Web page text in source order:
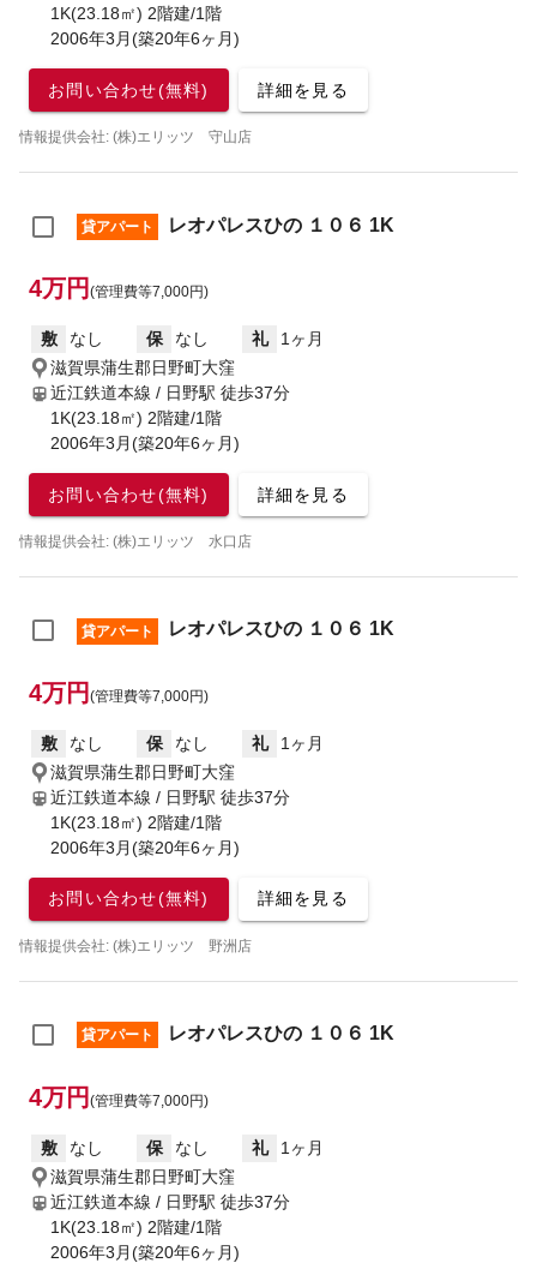
1K(23.18㎡) 2階建/1階
2006年3月(築20年6ヶ月)
お問い合わせ(無料) 詳細を見る
情報提供会社: (株)エリッツ 守山店
貸アパート レオパレスひの １０６ 1K
4万円 (管理費等7,000円)
敷 なし 保 なし 礼
1ヶ月
滋賀県蒲生郡日野町大窪
近江鉄道本線 / 日野駅 徒歩37分
1K(23.18㎡) 2階建/1階
2006年3月(築20年6ヶ月)
お問い合わせ(無料) 詳細を見る
情報提供会社: (株)エリッツ 水口店
貸アパート レオパレスひの １０６ 1K
4万円 (管理費等7,000円)
敷 なし 保 なし 礼
1ヶ月
滋賀県蒲生郡日野町大窪
近江鉄道本線 / 日野駅 徒歩37分
1K(23.18㎡) 2階建/1階
2006年3月(築20年6ヶ月)
お問い合わせ(無料) 詳細を見る
情報提供会社: (株)エリッツ 野洲店
貸アパート レオパレスひの １０６ 1K
4万円 (管理費等7,000円)
敷 なし 保 なし 礼
1ヶ月
滋賀県蒲生郡日野町大窪
近江鉄道本線 / 日野駅 徒歩37分
1K(23.18㎡) 2階建/1階
2006年3月(築20年6ヶ月)